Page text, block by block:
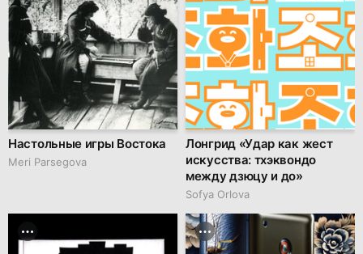
Настольные игры Востока
Meri Parsegova
Лонгрид «Удар как жест
искусства: тхэквондо
между дзюцу и до»
Sofya Orlova